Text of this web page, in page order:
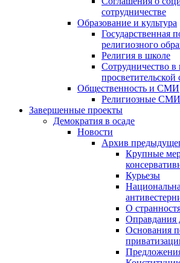
сотрудничестве
Образование и культура
Государственная
религиозного
Религия в школе
Сотрудничество в
просветительской
Общественность и СМИ
Религиозные СМИ
Завершенные проекты
Демократия в осаде
Новости
Архив
Крупные
Курьезы
О
Основания